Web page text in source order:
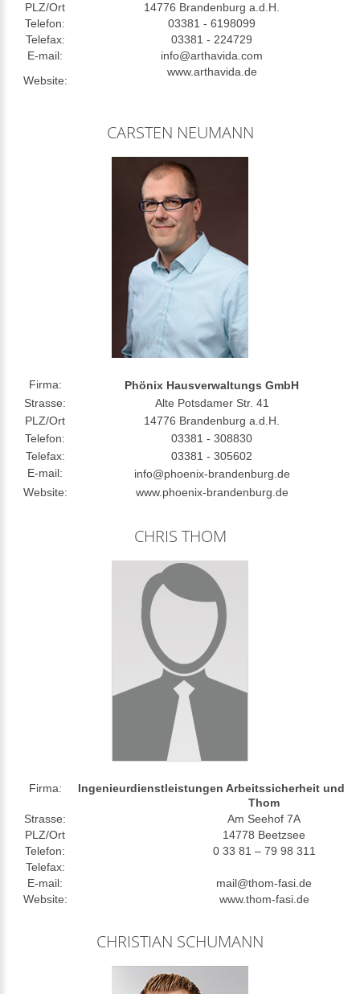
PLZ/Ort
14776 Brandenburg a.d.H.
Telefon:
03381 - 6198099
Telefax:
03381 - 224729
E-mail:
info@arthavida.com
Website:
www.arthavida.de
CARSTEN NEUMANN
Firma:
Phönix Hausverwaltungs GmbH
Strasse:
Alte Potsdamer Str. 41
PLZ/Ort
14776 Brandenburg a.d.H.
Telefon:
03381 - 308830
Telefax:
03381 - 305602
E-mail:
info@phoenix-brandenburg.de
Website:
www.phoenix-brandenburg.de
CHRIS THOM
Firma:
Ingenieurdienstleistungen Arbeitssicherheit und
Thom
Strasse:
Am Seehof 7A
PLZ/Ort
14778 Beetzsee
Telefon:
0 33 81 – 79 98 311
Telefax:
E-mail:
mail@thom-fasi.de
Website:
www.thom-fasi.de
CHRISTIAN SCHUMANN